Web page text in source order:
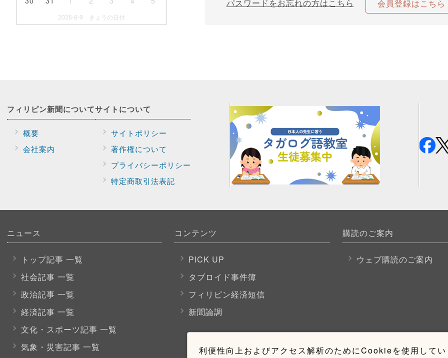
2026-8-9 きょうの日付
パスワードをお忘れの方はこちら 会員登録はこちら
利便性向上およびアクセス解析のためにCookieを使用して
フィリピン新聞について
概要
会社案内
サイトについて
サイトポリシー
著作権について
プライバシーポリシー
特定商取引法表記
ニュース
トップ記事 一覧
社会記事 一覧
政治記事 一覧
経済記事 一覧
文化・スポーツ記事 一覧
気象・災害記事 一覧
コンテンツ
PICK UP
タブロイド事件簿
フィリピン経済短信
新聞論調
購読のご案内
ウェブ購読のご案内